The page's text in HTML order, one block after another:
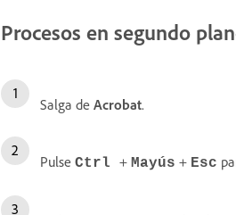
Procesos en segundo
Salga de Acrobat.
Pulse Ctrl + Mayús + Esc